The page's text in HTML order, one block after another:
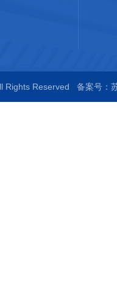
Rights Reserved 备案号：